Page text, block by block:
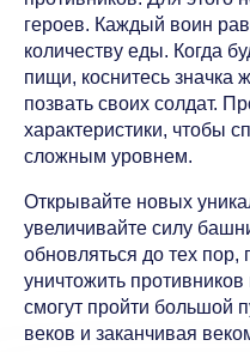
героев. Каждый воин
количеству еды. Когда
пищи, коснитесь значка
позвать своих солдат.
характеристики, чтобы
сложным уровнем.
Открывайте новых
увеличивайте силу
обновляться до тех пор,
уничтожить противников
смогут пройти большой
веков и заканчивая